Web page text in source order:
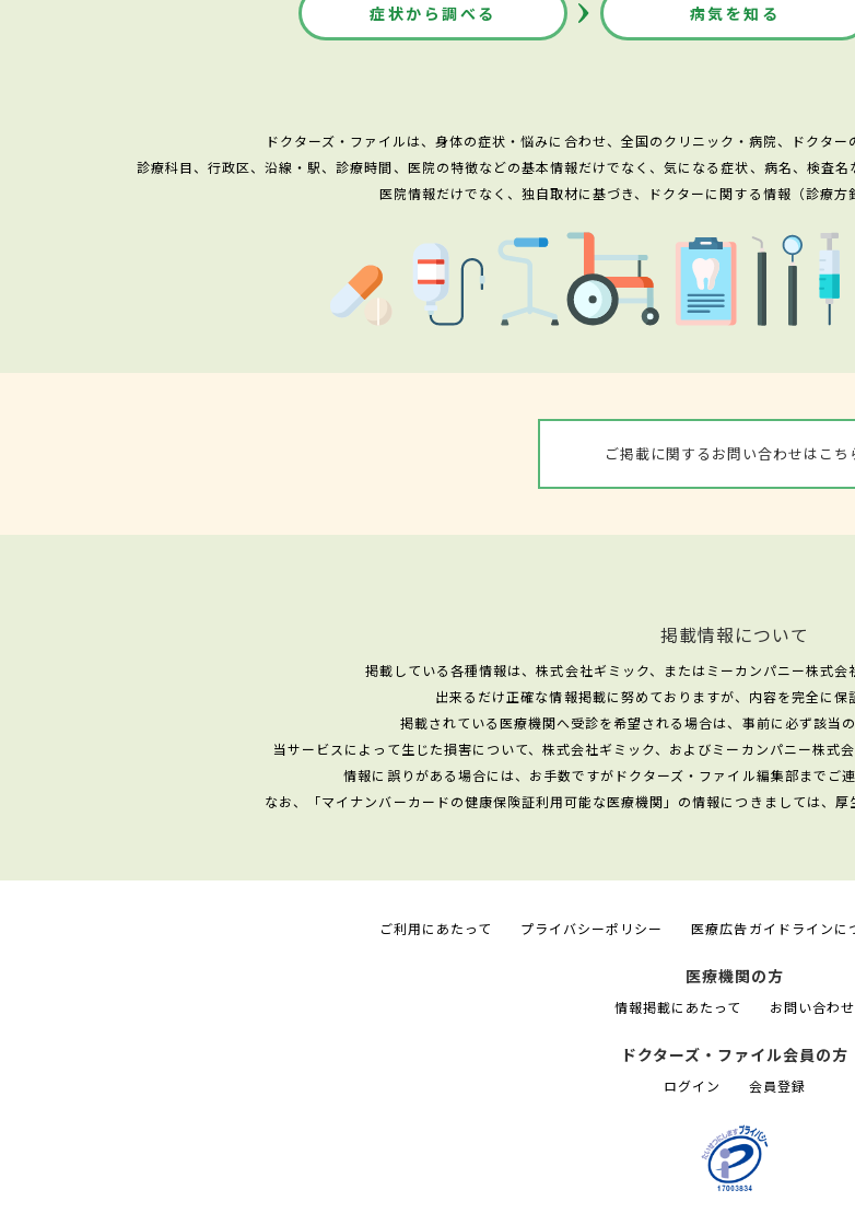
症状から調べる 病気を知る
ドクターズ・ファイルは、身体の症状・悩みに合わせ、全国のクリニック・病院、ドクタ
診療科目、行政区、沿線・駅、診療時間、医院の特徴などの基本情報だけでなく、気になる症状、病名、検査
医院情報だけでなく、独自取材に基づき、ドクターに関する情報（診療方
ご掲載に関するお問い合わせはこち
掲載情報について
掲載している各種情報は、株式会社ギミック、またはミーカンパニー株式会
出来るだけ正確な情報掲載に努めておりますが、内容を完全に保
掲載されている医療機関へ受診を希望される場合は、事前に必ず該当
当サービスによって生じた損害について、株式会社ギミック、およびミーカンパニー株式
情報に誤りがある場合には、お手数ですがドクターズ・ファイル編集部までご
なお、「マイナンバーカードの健康保険証利用可能な医療機関」の情報につきましては、厚
ご利用にあたって プライバシーポリシー 医療広告ガイドラインに
医療機関の方
情報掲載にあたって お問い合わせ
ドクターズ・ファイル会員の方
ログイン 会員登録